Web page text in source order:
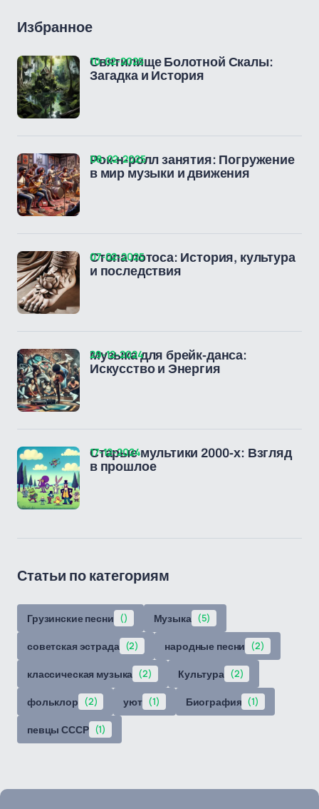
Избранное
Святилище Болотной Скалы:
Загадка и История
10-02-2025
Рок-н-ролл занятия: Погружение
в мир музыки и движения
08-02-2025
Стопа лотоса: История, культура
и последствия
07-02-2025
Музыка для брейк-данса:
Искусство и Энергия
29-12-2024
Старые мультики 2000-х: Взгляд
в прошлое
17-12-2024
Статьи по категориям
Грузинские песни () Музыка (5)
советская эстрада (2) народные песни (2)
классическая музыка (2) Культура (2)
фольклор (2) уют (1) Биография (1)
певцы СССР (1)